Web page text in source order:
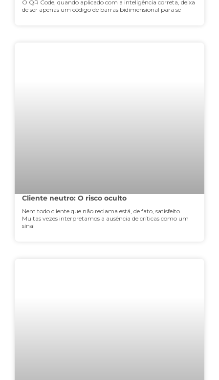
O QR Code, quando aplicado com a inteligência correta, deixa
de ser apenas um código de barras bidimensional para se
Cliente neutro: O risco oculto
Nem todo cliente que não reclama está, de fato, satisfeito.
Muitas vezes interpretamos a ausência de críticas como um
sinal